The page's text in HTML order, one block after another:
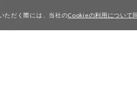
ただく際には、当社のCookieの利用について